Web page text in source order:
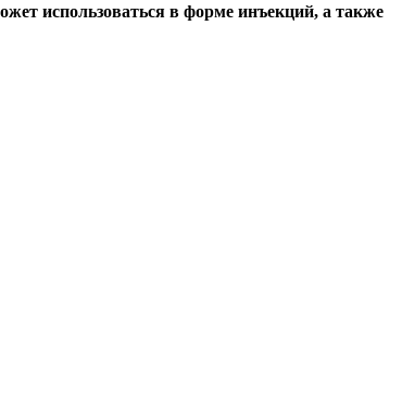
использоваться в форме инъекций, а также